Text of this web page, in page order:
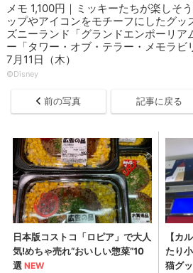
メモ 1,100円｜ミッキーたちが楽しそ
ップやアイコンをモチーフにしたグッ
ズニーランド「グランドエンポーリア
ー「タワー・オブ・テラー・メモラ
7月11日（木）
©Disney
前の写真 記事に戻る